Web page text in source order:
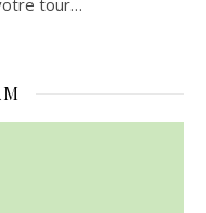
tour…